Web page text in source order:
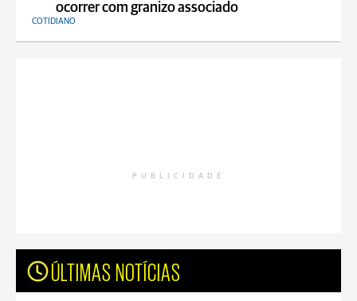
ocorrer com granizo associado
COTIDIANO
PUBLICIDADE
ÚLTIMAS NOTÍCIAS